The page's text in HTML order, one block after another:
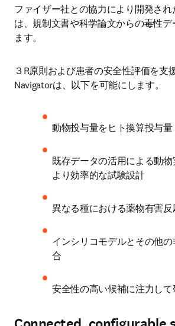
ファイザー社との協力により開発され
は、規制文書や科学論文からの毒性
ます。
３R原則および患者の安全性評価を支
Navigatorは、以下を可能にします。
動物投与量をヒト換算投与量
既存データの活用による動物
より効率的な試験設計
異なる種における薬物有害反
インシリコモデルとその他
合
安全性の高い候補に注力し